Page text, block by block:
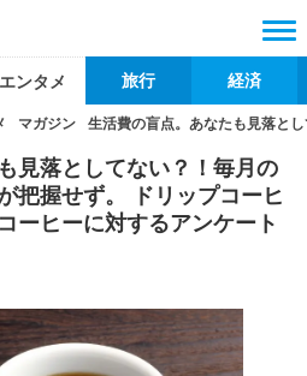
エンタメ 旅行 経済
マガジン 生活費の盲点。あなたも見落と
見落としてない？！毎月の
把握せず。 ドリップコーヒ
ーヒーに対するアンケート